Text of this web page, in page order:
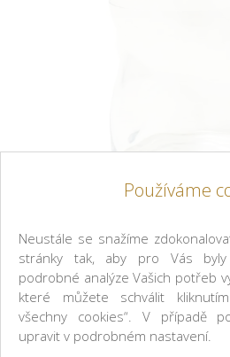
1 Sklenice On
Používáme
Neustále se snažíme
stránky tak, aby pro Vás
podrobné analýze Vašich potřeb
které můžete schválit
všechny cookies“. V případě
upravit v podrobném nastavení.